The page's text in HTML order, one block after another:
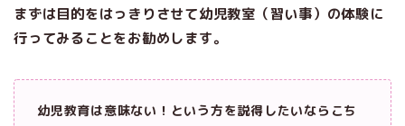
まずは目的をはっきりさせて幼児教室（習い事）の体験に
行ってみることをお勧めします。
幼児教育は意味ない！という方を説得したいならこち